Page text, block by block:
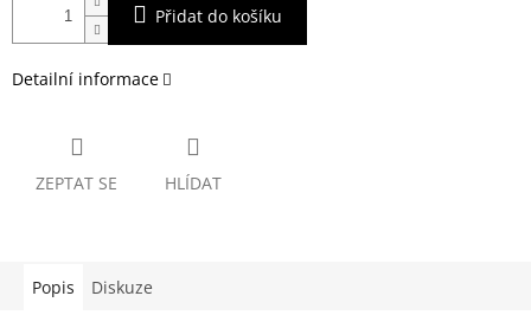
Přidat do košíku
Detailní informace
ZEPTAT SE HLÍDAT
Popis Diskuze